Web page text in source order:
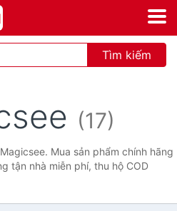
Tìm kiếm
(17)
Mua sản phẩm chính hãng
tận nhà miễn phí, thu hộ COD